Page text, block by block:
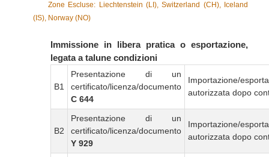
Zone Escluse: Liechtenstein (LI), Switzerland (CH), Iceland
(IS), Norway (NO)
Immissione in libera pratica o esportazione,
legata a talune condizioni
B1
Presentazione di un
certificato/licenza/documento
C 644
Importazione/
autorizzata dopo
B2
Presentazione di un
certificato/licenza/documento
Y 929
Importazione/
autorizzata dopo